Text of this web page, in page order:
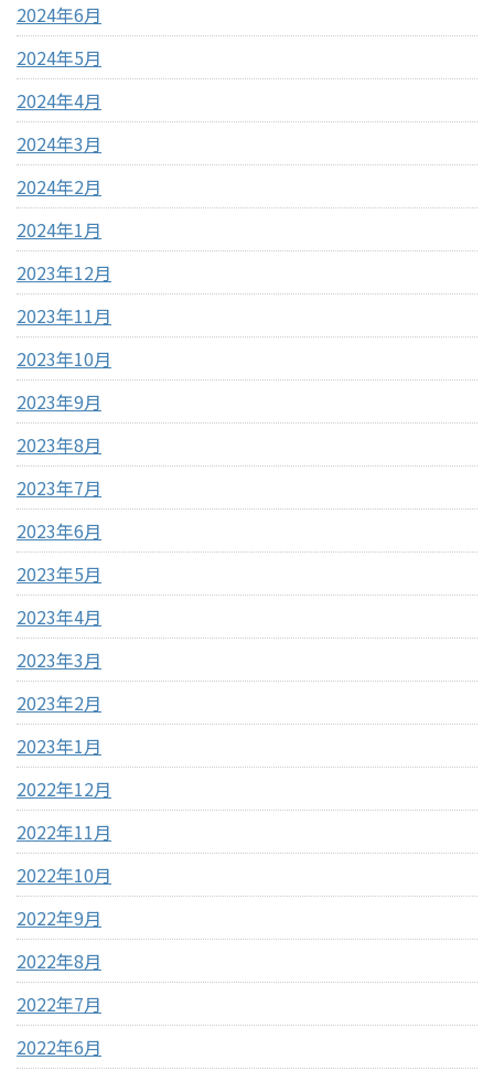
2024年6月
2024年5月
2024年4月
2024年3月
2024年2月
2024年1月
2023年12月
2023年11月
2023年10月
2023年9月
2023年8月
2023年7月
2023年6月
2023年5月
2023年4月
2023年3月
2023年2月
2023年1月
2022年12月
2022年11月
2022年10月
2022年9月
2022年8月
2022年7月
2022年6月